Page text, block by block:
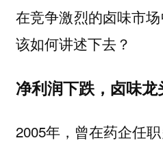
在竞争激烈的卤味市
该如何讲述下去？
净利润下跌，卤味
2005年，曾在药企任